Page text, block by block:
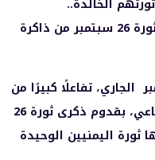
الخالدة..
مليشيات الحوثي تفشل في طمس ثورة 26 سبتمبر من ذاكرة
تفاعلًا كبيرًا من
اليمنيين على مواقع التواصل الاجتماعي، بقدوم ذكرى ثورة 26
التي يعدونها ثورة اليمنيين الوحيدة